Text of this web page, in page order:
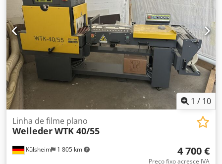
1 / 10
Külsheim 1 805 km
Linha de filme plano
WeilederWTK 40/55
4 700 €
Preço fixo acresce IVA